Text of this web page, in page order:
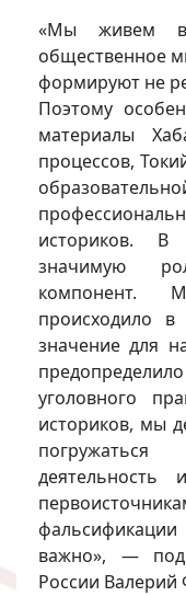
«Мы живем в
общественное
формируют не
Поэтому
материалы
процессов,
историков. В
значимую
происходило
значение для
уголовного
историков, мы
важно», —
России Валерий